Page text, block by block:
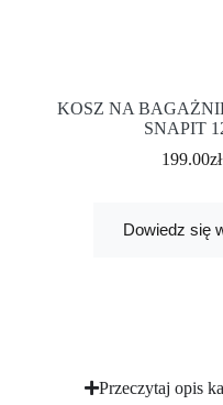
KOSZ NA
SNAPIT
199.00zł
Dowiedz się
Przeczytaj opis